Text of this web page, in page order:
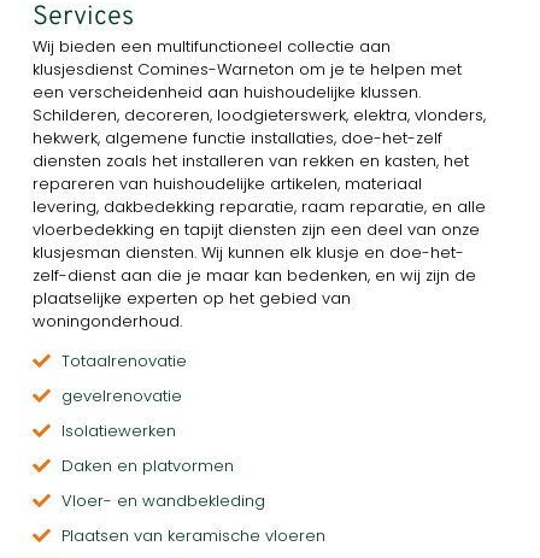
Services
Wij bieden een multifunctioneel collectie aan
klusjesdienst Comines-Warneton om je te helpen met
een verscheidenheid aan huishoudelijke klussen.
Schilderen, decoreren, loodgieterswerk, elektra, vlonders,
hekwerk, algemene functie installaties, doe-het-zelf
diensten zoals het installeren van rekken en kasten, het
repareren van huishoudelijke artikelen, materiaal
levering, dakbedekking reparatie, raam reparatie, en alle
vloerbedekking en tapijt diensten zijn een deel van onze
klusjesman diensten. Wij kunnen elk klusje en doe-het-
zelf-dienst aan die je maar kan bedenken, en wij zijn de
plaatselijke experten op het gebied van
woningonderhoud.
Totaalrenovatie
gevelrenovatie
Isolatiewerken
Daken en platvormen
Vloer- en wandbekleding
Plaatsen van keramische vloeren